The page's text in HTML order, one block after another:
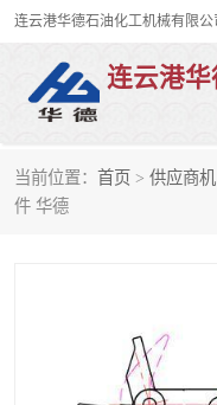
当前位置： 首页 > 供应商机
件 华德
陆用流体装卸臂